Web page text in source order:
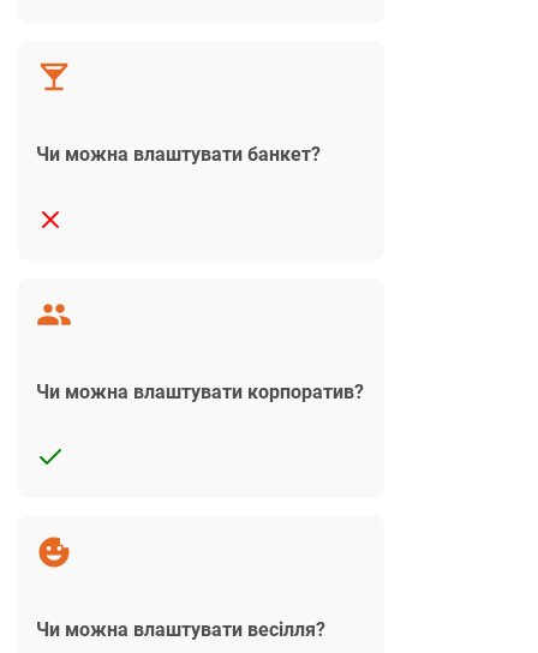
Чи можна влаштувати банкет?
Чи можна влаштувати корпоратив?
Чи можна влаштувати весілля?